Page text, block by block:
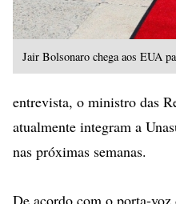
Jair Bolsonaro chega aos EUA
entrevista, o ministro das
atualmente integram a
nas próximas semanas.
De acordo com o porta-